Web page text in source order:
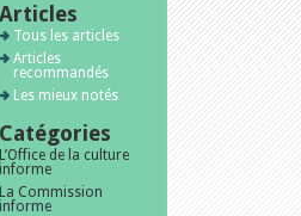
Articles
Tous les articles
Articles
recommandés
Les mieux notés
Catégories
L’Office de la culture
informe
La Commission
informe